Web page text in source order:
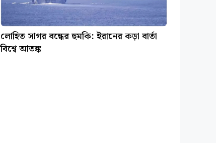
লোহিত সাগর বন্ধের হুমকি: ইরানের কড়া বার্তা
বিশ্বে আতঙ্ক